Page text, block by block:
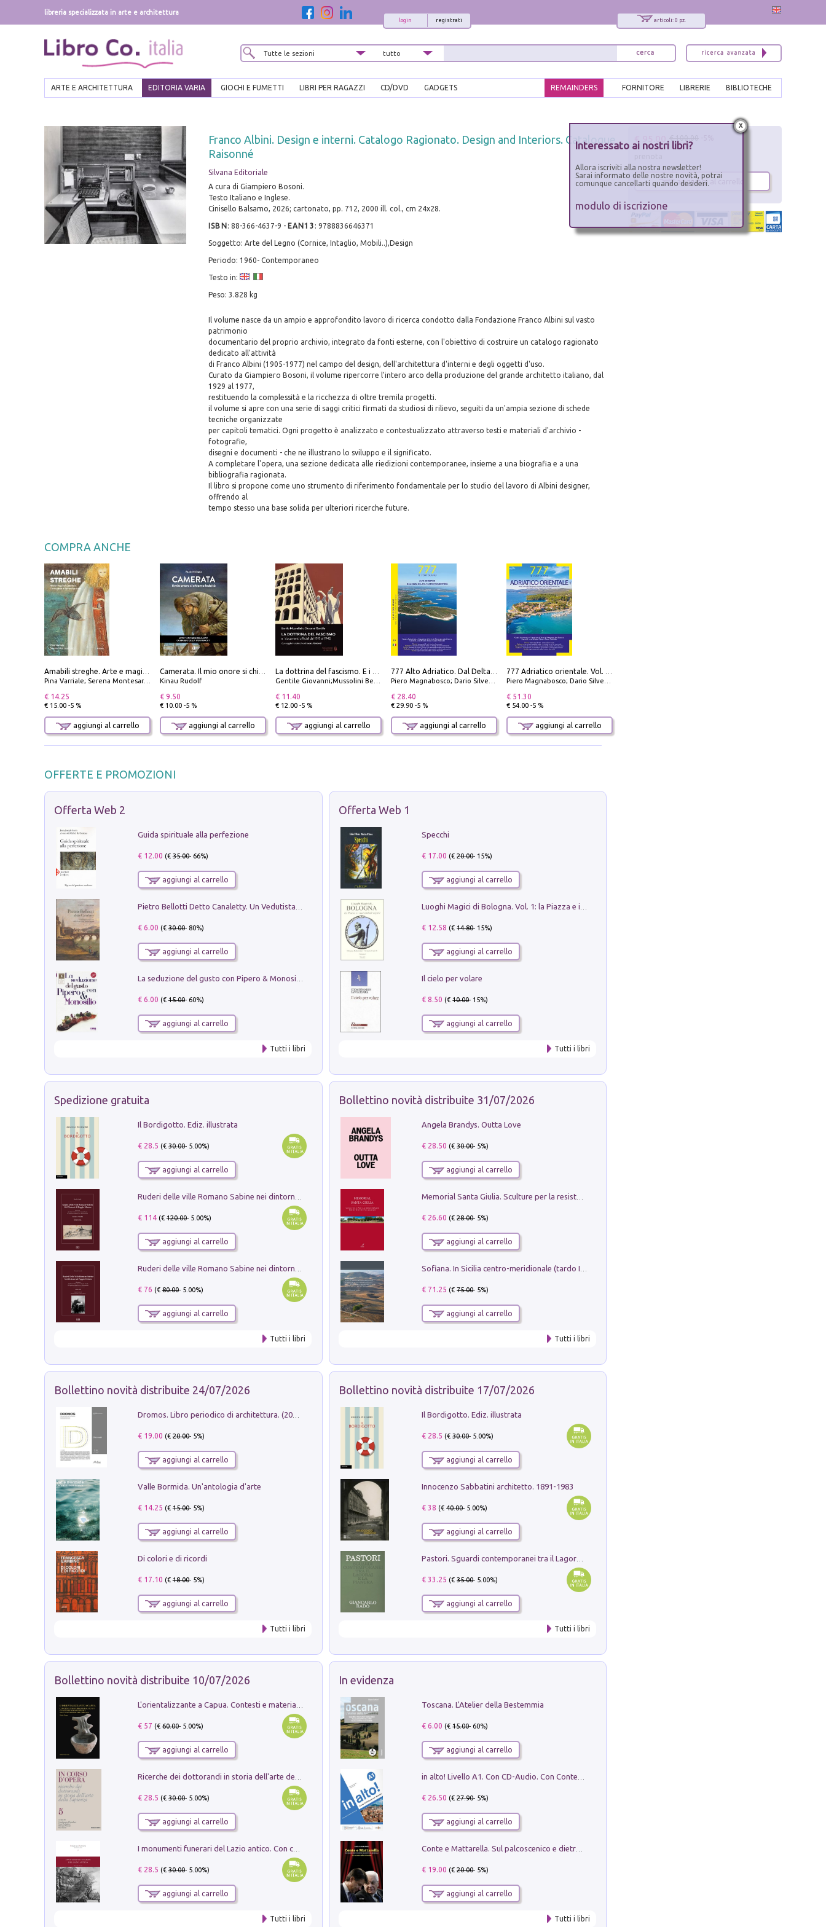
libreria specializzata in arte e architettura
articoli: 0 pz.
registrati
login
ARTE E ARCHITETTURA EDITORIA VARIA GIOCHI E FUMETTI LIBRI PER RAGAZZI CD/DVD GADGETS BIBLIOTECHE
LIBRERIE
FORNITORE
REMAINDERS
Franco Albini. Design e interni. Catalogo Ragionato. Design and Interiors. Catalogue
Raisonné
Silvana Editoriale
A cura di Giampiero Bosoni.
Testo Italiano e Inglese.
Cinisello Balsamo, 2026; cartonato, pp. 712, 2000 ill. col., cm 24x28.
ISBN : 88-366-4637-9 - EAN13 : 9788836646371
Soggetto: Arte del Legno (Cornice, Intaglio, Mobili..),Design
Periodo: 1960- Contemporaneo
Testo in:
Peso: 3.828 kg
Il volume nasce da un ampio e approfondito lavoro di ricerca condotto dalla Fondazione Franco Albini sul vasto
patrimonio
documentario del proprio archivio, integrato da fonti esterne, con l'obiettivo di costruire un catalogo ragionato
dedicato all'attività
di Franco Albini (1905-1977) nel campo del design, dell'architettura d'interni e degli oggetti d'uso.
Curato da Giampiero Bosoni, il volume ripercorre l'intero arco della produzione del grande architetto italiano, dal
1929 al 1977,
restituendo la complessità e la ricchezza di oltre tremila progetti.
il volume si apre con una serie di saggi critici firmati da studiosi di rilievo, seguiti da un'ampia sezione di schede
tecniche organizzate
per capitoli tematici. Ogni progetto è analizzato e contestualizzato attraverso testi e materiali d'archivio -
fotografie,
disegni e documenti - che ne illustrano lo sviluppo e il significato.
A completare l'opera, una sezione dedicata alle riedizioni contemporanee, insieme a una biografia e a una
bibliografia ragionata.
Il libro si propone come uno strumento di riferimento fondamentale per lo studio del lavoro di Albini designer,
offrendo al
tempo stesso una base solida per ulteriori ricerche future.
COMPRA ANCHE
Pina Varriale; Serena Montesarchio
€ 14.25
€ 15.00 -5 %
aggiungi al carrello
Kinau Rudolf
€ 9.50
€ 10.00 -5 %
aggiungi al carrello
Gentile Giovanni;Mussolini Benito
€ 11.40
€ 12.00 -5 %
aggiungi al carrello
Piero Magnabosco; Dario Silvestro; Marco Sbrizzi
€ 28.40
€ 29.90 -5 %
aggiungi al carrello
Piero Magnabosco; Dario Silvestro; Marco Sbrizzi
€ 51.30
€ 54.00 -5 %
aggiungi al carrello
OFFERTE E PROMOZIONI
Offerta Web 2
Guida spirituale alla perfezione
€ 12.00 (€35.00- 66%)
aggiungi al carrello
€ 6.00 (€30.00- 80%)
aggiungi al carrello
€ 6.00 (€15.00- 60%)
aggiungi al carrello
Tutti i libri
Offerta Web 1
Specchi
€ 17.00 (€20.00- 15%)
aggiungi al carrello
€ 12.58 (€14.80- 15%)
aggiungi al carrello
Il cielo per volare
€ 8.50 (€10.00- 15%)
aggiungi al carrello
Tutti i libri
Spedizione gratuita
Il Bordigotto. Ediz. illustrata
€ 28.5 (€30.00- 5.00%)
aggiungi al carrello
€ 114(€120.00- 5.00%)
aggiungi al carrello
€ 76 (€80.00- 5.00%)
aggiungi al carrello
Tutti i libri
Bollettino novità distribuite 31/07/2026
Angela Brandys. Outta Love
€ 28.50 (€30.00- 5%)
aggiungi al carrello
€ 26.60 (€28.00- 5%)
aggiungi al carrello
€ 71.25 (€75.00- 5%)
aggiungi al carrello
Tutti i libri
Bollettino novità distribuite 24/07/2026
Dromos. Libro periodico di architettura. (2026). Vol. 15: Post-model
€ 19.00 (€20.00- 5%)
aggiungi al carrello
Valle Bormida. Un'antologia d'arte
€ 14.25 (€15.00- 5%)
aggiungi al carrello
Di colori e di ricordi
€ 17.10 (€18.00- 5%)
aggiungi al carrello
Tutti i libri
Bollettino novità distribuite 17/07/2026
Il Bordigotto. Ediz. illustrata
€ 28.5 (€30.00- 5.00%)
aggiungi al carrello
Innocenzo Sabbatini architetto. 1891-1983
€ 38 (€40.00- 5.00%)
aggiungi al carrello
€ 33.25 (€35.00- 5.00%)
aggiungi al carrello
Tutti i libri
Bollettino novità distribuite 10/07/2026
€ 57 (€60.00- 5.00%)
aggiungi al carrello
€ 28.5 (€30.00- 5.00%)
aggiungi al carrello
I monumenti funerari del Lazio antico. Con cartella con tavole
€ 28.5 (€30.00- 5.00%)
aggiungi al carrello
Tutti i libri
In evidenza
Toscana. L'Atelier della Bestemmia
€ 6.00 (€15.00- 60%)
aggiungi al carrello
€ 26.50 (€27.90- 5%)
aggiungi al carrello
€ 19.00 (€20.00- 5%)
aggiungi al carrello
Tutti i libri
€ 95.00
aggiungi al carrello
x
Interessato ai nostri libri?
Allora iscriviti alla nostra newsletter!
Sarai informato delle nostre novità, potrai
comunque cancellarti quando desideri.
modulo di iscrizione